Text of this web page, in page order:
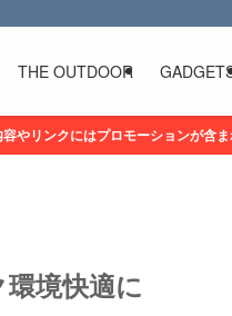
THE OUTDOOR
やリンクにはプロモーションが含ま
境快適に